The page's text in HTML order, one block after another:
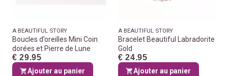
A BEAUTIFUL STORY
Boucles d’oreilles Mini Coin
dorées et Pierre de Lune
€ 29.95
Ajouter au panier
A BEAUTIFUL STORY
Bracelet Beautiful Labradorite
Gold
€ 24.95
Ajouter au panier